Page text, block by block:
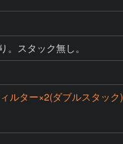
スタック無し。
ルター×2(ダブルスタック)